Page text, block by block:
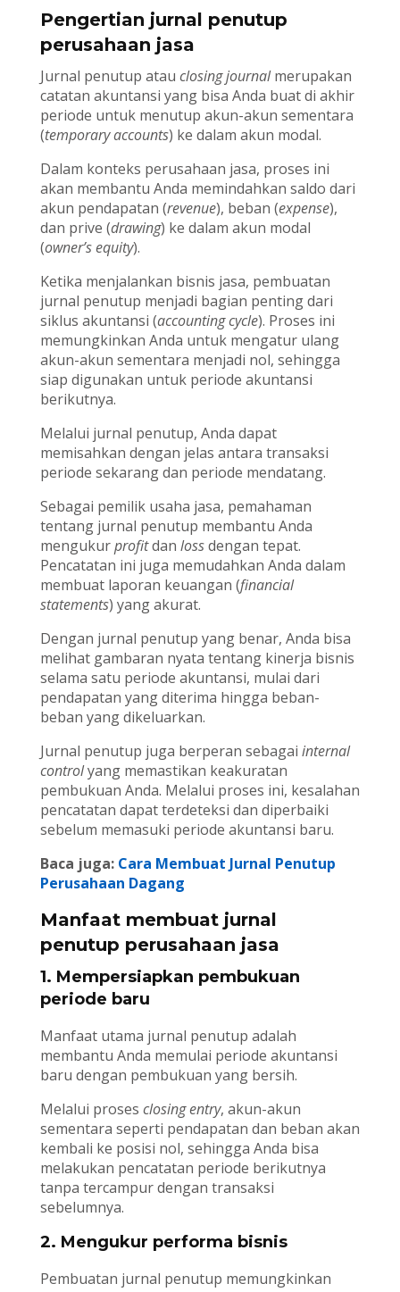
Pengertian jurnal penutup
perusahaan jasa
Jurnal penutup atau closing journalmerupakan
catatan akuntansi yang bisa Anda buat di akhir
periode untuk menutup akun-akun sementara
(temporary accounts) ke dalam akun modal.
Dalam konteks perusahaan jasa, proses ini
akan membantu Anda memindahkan saldo dari
akun pendapatan (revenue), beban (expense),
dan prive (drawing) ke dalam akun modal
(owner’s equity).
Ketika menjalankan bisnis jasa, pembuatan
jurnal penutup menjadi bagian penting dari
siklus akuntansi (accounting cycle). Proses ini
memungkinkan Anda untuk mengatur ulang
akun-akun sementara menjadi nol, sehingga
siap digunakan untuk periode akuntansi
berikutnya.
Melalui jurnal penutup, Anda dapat
memisahkan dengan jelas antara transaksi
periode sekarang dan periode mendatang.
Sebagai pemilik usaha jasa, pemahaman
tentang jurnal penutup membantu Anda
mengukurprofitdan lossdengan tepat.
Pencatatan ini juga memudahkan Anda dalam
membuat laporan keuangan (financial
statements) yang akurat.
Dengan jurnal penutup yang benar, Anda bisa
melihat gambaran nyata tentang kinerja bisnis
selama satu periode akuntansi, mulai dari
pendapatan yang diterima hingga beban-
beban yang dikeluarkan.
Jurnal penutup juga berperan sebagai internal
controlyang memastikan keakuratan
pembukuan Anda. Melalui proses ini, kesalahan
pencatatan dapat terdeteksi dan diperbaiki
sebelum memasuki periode akuntansi baru.
Baca juga: Cara Membuat Jurnal Penutup
Perusahaan Dagang
Manfaat membuat jurnal
penutup perusahaan jasa
1. Mempersiapkan pembukuan
periode baru
Manfaat utama jurnal penutup adalah
membantu Anda memulai periode akuntansi
baru dengan pembukuan yang bersih.
Melalui proses closing entry, akun-akun
sementara seperti pendapatan dan beban akan
kembali ke posisi nol, sehingga Anda bisa
melakukan pencatatan periode berikutnya
tanpa tercampur dengan transaksi
sebelumnya.
2. Mengukur performa bisnis
Pembuatan jurnal penutup memungkinkan